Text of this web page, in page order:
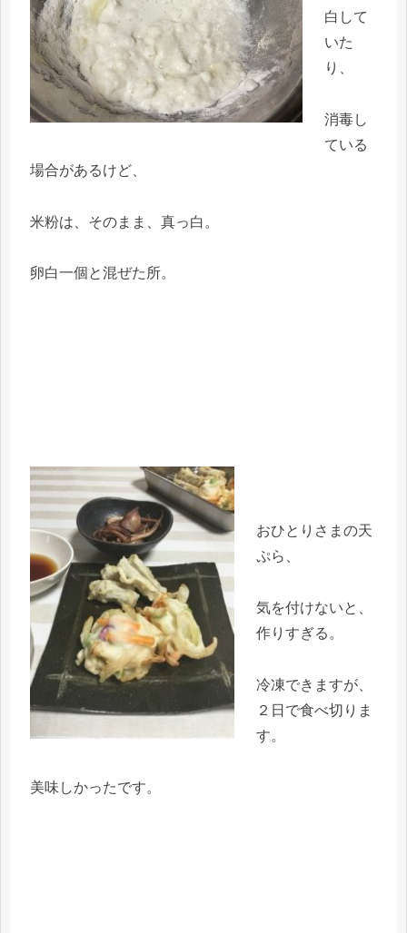
白して
いた
り、
消毒し
ている
場合があるけど、
米粉は、そのまま、真っ白。
卵白一個と混ぜた所。
おひとりさまの天
ぷら、
気を付けないと、
作りすぎる。
冷凍できますが、
２日で食べ切りま
す。
美味しかったです。